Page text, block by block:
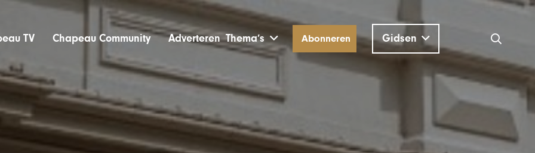
TV Chapeau Community Adverteren Thema’s Abonneren Gidsen